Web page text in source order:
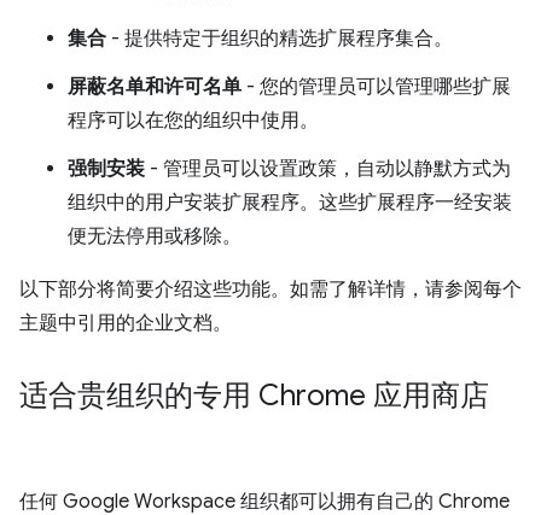
集合 - 提供特定于组织的精选扩展程序集合。
屏蔽名单和许可名单 - 您的管理员可以管理哪些扩展
程序可以在您的组织中使用。
强制安装 - 管理员可以设置政策，自动以静默方式为
组织中的用户安装扩展程序。这些扩展程序一经安装
便无法停用或移除。
以下部分将简要介绍这些功能。如需了解详情，请参阅每个
主题中引用的企业文档。
适合贵组织的专用 Chrome 应用商店
任何 Google Workspace 组织都可以拥有自己的 Chrome